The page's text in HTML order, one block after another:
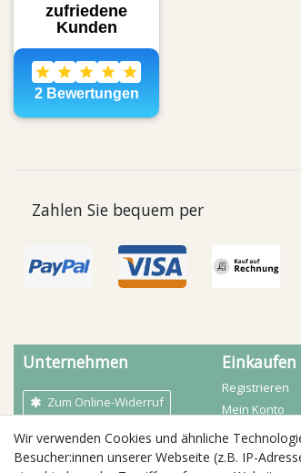
Zahlen Sie bequem per
Unternehmen
Zum Online-Widerruf
AGB
Kontakt
Einkaufen
Registrieren
Mein Konto
Mein
Zahlarten
Wir verwenden Cookies und ähnliche
Besucher:innen unserer Webseite (z.B. IP-